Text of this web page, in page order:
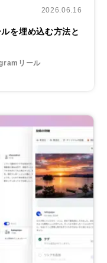
2026.06.16
を埋め込む方法と
リール